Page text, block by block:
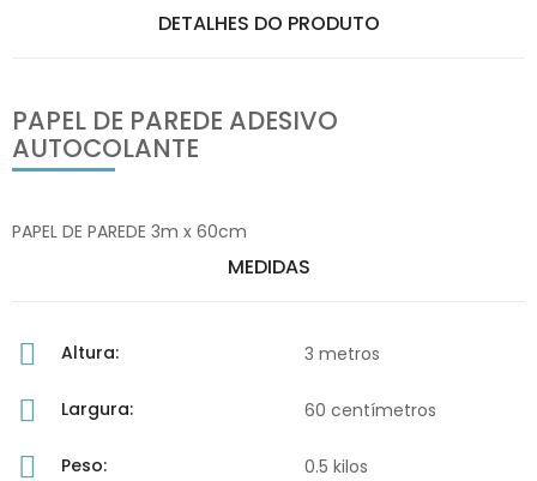
DETALHES DO PRODUTO
PAPEL DE PAREDE ADESIVO
AUTOCOLANTE
PAPEL DE PAREDE 3m x 60cm
MEDIDAS
Altura: 3 metros
Largura: 60 centímetros
Peso: 0.5 kilos